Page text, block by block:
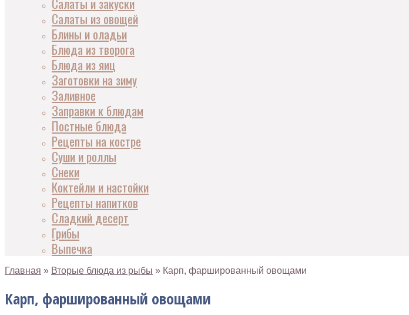
Салаты из овощей
Блины и оладьи
Блюда из творога
Блюда из яиц
Заготовки на зиму
Заливное
Заправки к блюдам
Постные блюда
Рецепты на костре
Суши и роллы
Снеки
Коктейли и настойки
Рецепты напитков
Сладкий десерт
Грибы
Выпечка
Главная » Вторые блюда из рыбы » Карп, фаршированный овощами
Карп, фаршированный овощами